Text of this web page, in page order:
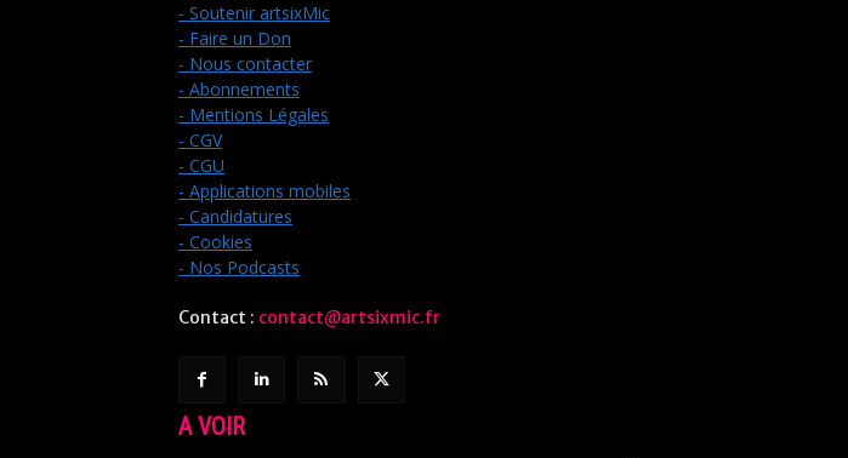
- Soutenir artsixMic
- Faire un Don
- Nous contacter
- Abonnements
- Mentions Légales
- CGV
- CGU
- Applications mobiles
- Candidatures
- Cookies
- Nos Podcasts
Contact : contact@artsixmic.fr
A VOIR